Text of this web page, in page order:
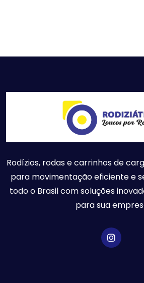
Rodízios, rodas e carrinhos de
para movimentação eficiente e
todo o Brasil com soluções
para sua